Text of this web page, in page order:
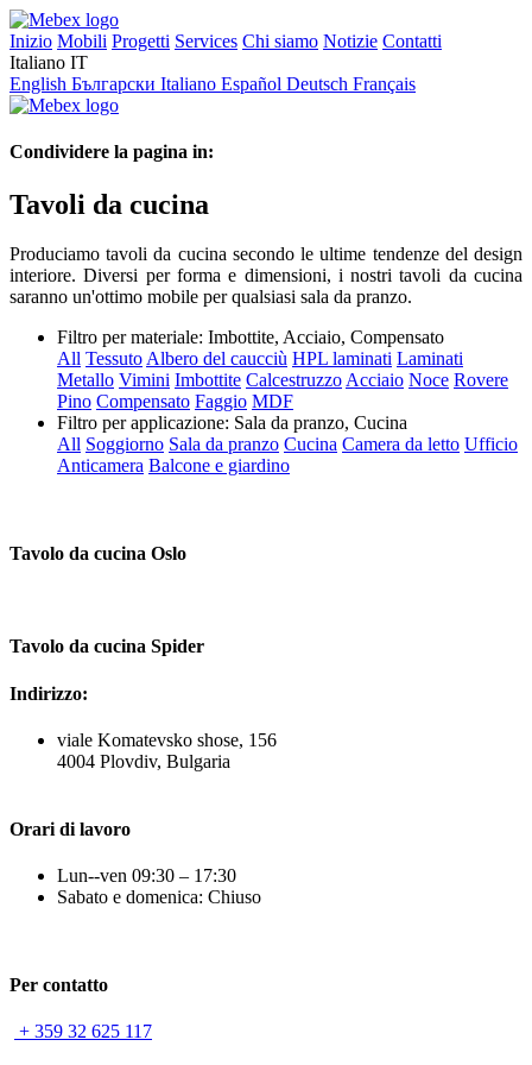
Inizio Mobili Progetti Services Chi siamo Notizie Contatti
Italiano IT
English Български Italiano Español Deutsch Français
Condividere la pagina in:
Tavoli da cucina
Produciamo tavoli da cucina secondo le ultime tendenze del design
interiore. Diversi per forma e dimensioni, i nostri tavoli da cucina
saranno un'ottimo mobile per qualsiasi sala da pranzo.
Filtro per materiale: Imbottite, Acciaio, Compensato
All TessutoAlbero del caucciù HPL laminati Laminati
Metallo Vimini Imbottite CalcestruzzoAcciaio Noce Rovere
Pino Compensato Faggio MDF
Filtro per applicazione: Sala da pranzo, Cucina
All Soggiorno Sala da pranzo Cucina Camera da letto Ufficio
Anticamera Balcone e giardino
Tavolo da cucina Oslo
Tavolo da cucina Spider
Indirizzo:
viale Komatevsko shose, 156
4004 Plovdiv, Bulgaria
Orari di lavoro
Lun--ven 09:30 – 17:30
Sabato e domenica: Chiuso
Per contatto
+ 359 32 625 117